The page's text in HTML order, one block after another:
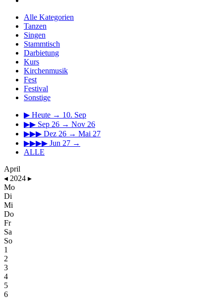
Alle Kategorien
Tanzen
Singen
Stammtisch
Darbietung
Kurs
Kirchenmusik
Fest
Festival
Sonstige
▶ Heute → 10. Sep
▶▶ Sep 26 → Nov 26
▶▶▶ Dez 26 → Mai 27
▶▶▶▶ Jun 27 →
ALLE
April
◂ 2024 ▸
Mo
Di
Mi
Do
Fr
Sa
So
1
2
3
4
5
6